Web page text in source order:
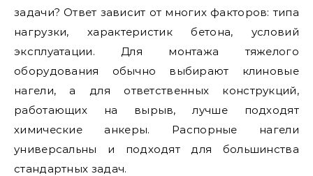
задачи? Ответ зависит от многих факторов: типа
нагрузки, характеристик бетона, условий
эксплуатации. Для монтажа тяжелого
оборудования обычно выбирают клиновые
нагели, а для ответственных конструкций,
работающих на вырыв, лучше подходят
химические анкеры. Распорные нагели
универсальны и подходят для большинства
стандартных задач.